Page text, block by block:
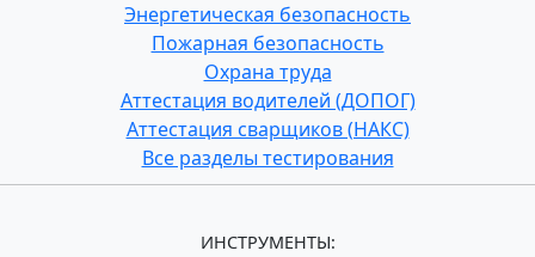
Энергетическая безопасность
Пожарная безопасность
Охрана труда
Аттестация водителей (ДОПОГ)
Аттестация сварщиков (НАКС)
Все разделы тестирования
ИНСТРУМЕНТЫ: